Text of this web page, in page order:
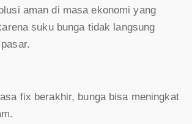
aman di masa ekonomi yang
suku bunga tidak langsung
fix berakhir, bunga bisa meningkat